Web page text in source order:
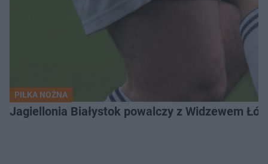
PIŁKA NOŻNA
Jagiellonia Białystok powalczy z Widzewem